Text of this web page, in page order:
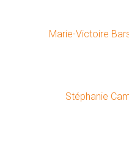
Marie-Victoire
Stéphanie